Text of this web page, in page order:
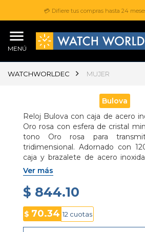
💳 Difiere tus compras hasta 24
MENÚ
WATCHWORLDEC MUJER
Bulova
Reloj Bulova con caja de acero
Oro rosa con esfera de cristal
tono Oro rosa para
tridimensional. Adornado con
caja y brazalete de acero
rosa
Ver más
$ 844.10
$ 70.34 12 cuotas